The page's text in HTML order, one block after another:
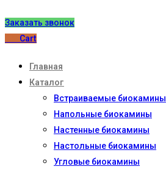
Заказать звонок
Cart
Главная
Каталог
Встраиваемые биокамины
Напольные биокамины
Настенные биокамины
Настoльные биокамины
Угловые биокамины